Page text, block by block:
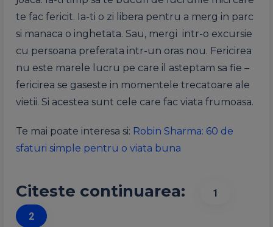
te fac fericit. Ia-ti o zi libera pentru a merg in parc
si manaca o inghetata. Sau, mergi intr-o excursie
cu persoana preferata intr-un oras nou. Fericirea
nu este marele lucru pe care il asteptam sa fie –
fericirea se gaseste in momentele trecatoare ale
vietii. Si acestea sunt cele care fac viata frumoasa.
Te mai poate interesa si: Robin Sharma: 60 de
sfaturi simple pentru o viata buna
Citeste continuarea:
1
2